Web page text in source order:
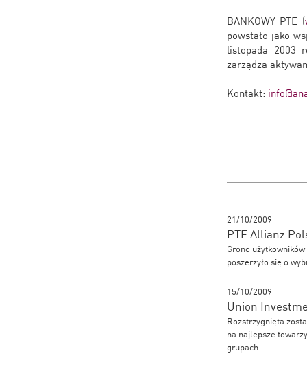
BANKOWY PTE (
powstało jako
listopada 2003
zarządza
Kontakt:
21/10/2009
PTE Allianz
Grono
poszerzyło się o
15/10/2009
Union
Rozstrzygnięta
na najlepsze
grupach.